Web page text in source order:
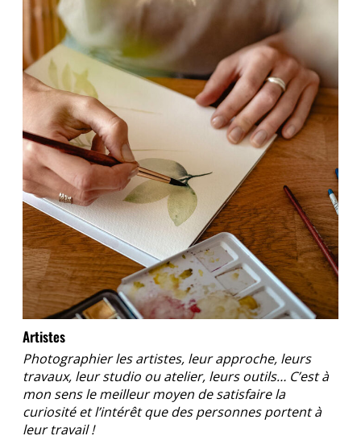
Artistes
Photographier les artistes, leur approche, leurs
travaux, leur studio ou atelier, leurs outils… C’est à
mon sens le meilleur moyen de satisfaire la
curiosité et l’intérêt que des personnes portent à
leur travail !